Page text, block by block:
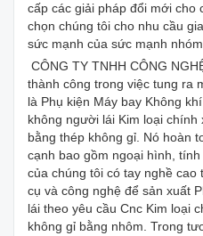
cấp các giải pháp đổi mới cho
chọn chúng tôi cho nhu cầu
sức mạnh của sức mạnh
CÔNG TY TNHH CÔNG
thành công trong việc tung ra
là Phụ kiện Máy bay Không
không người lái Kim loại
bằng thép không gỉ. Nó hoàn
cạnh bao gồm ngoại hình,
của chúng tôi có tay nghề cao
cụ và công nghệ để sản xuất
lái theo yêu cầu Cnc Kim loại
không gỉ bằng nhôm. Trong